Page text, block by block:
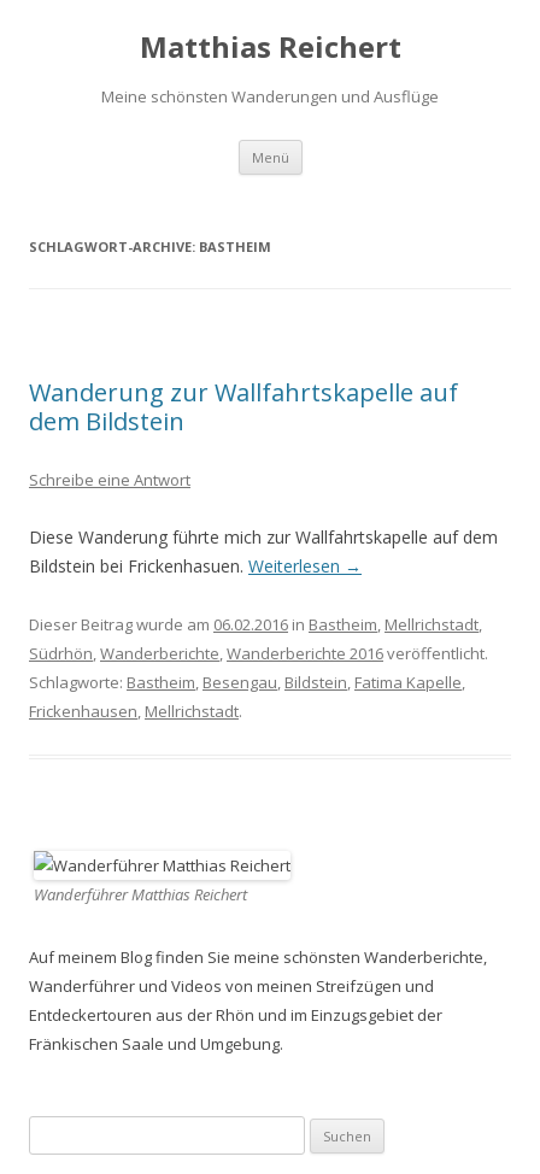
Matthias Reichert
Meine schönsten Wanderungen und Ausflüge
Menü Zum
springen
SCHLAGWORT-ARCHIVE: BASTHEIM
Wanderung zur Wallfahrtskapelle auf
dem Bildstein
Schreibe eine Antwort
Diese Wanderung führte mich zur Wallfahrtskapelle auf dem
Bildstein bei Frickenhasuen. Weiterlesen →
Dieser Beitrag wurde am 06.02.2016 in Bastheim, Mellrichstadt,
Südrhön,Wanderberichte,Wanderberichte 2016veröffentlicht.
Schlagworte: Bastheim, Besengau, Bildstein, Fatima Kapelle,
Frickenhausen, Mellrichstadt.
Wanderführer Matthias Reichert
Auf meinem Blog finden Sie meine schönsten Wanderberichte,
Wanderführer und Videos von meinen Streifzügen und
Entdeckertouren aus der Rhön und im Einzugsgebiet der
Fränkischen Saale und Umgebung.
nach: